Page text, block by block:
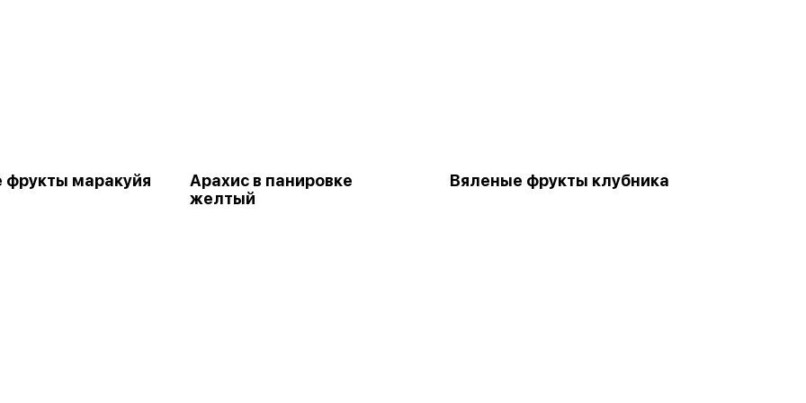
фрукты маракуйя
Арахис в панировке
желтый
Вяленые фрукты клубника